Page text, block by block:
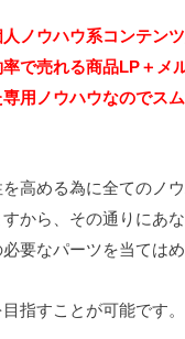
ノウハウ系コンテン
率で売れる商品LP＋メ
用ノウハウなのでス
高める為に全てのノ
から、その通りにあ
必要なパーツを当てはめ
指すことが可能です。